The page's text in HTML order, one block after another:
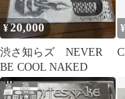
¥20,000
渋さ知らズ NEVER
BE COOL NAKED
¥